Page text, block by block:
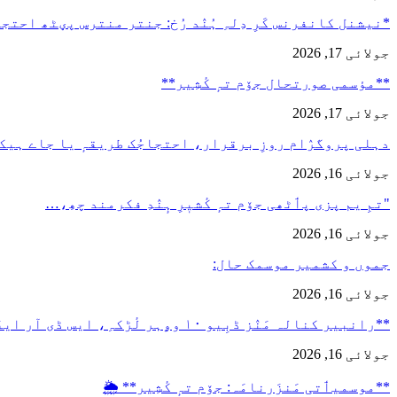
*نیشنل کانفرنس کَرِ دِلہِ ہُنٛد رُخ: جنتر منترس پؠٹھ
جولائی 17, 2026
**مؤسمی صورتحال جۆم تہٕ کٔشِیر**
جولائی 17, 2026
دہلی پروگرٛام روزِ برقرار، احتجاجُک طریقہٕ یا جاے
جولائی 16, 2026
"تمِ یم پزی پٲٹھی جۆم تہٕ کٔشیٖرِ ہٕنٛدِ فکرمند چھِ،…
جولائی 16, 2026
جموں و کشمیر موسمک حال:
جولائی 16, 2026
**رانبیر کنالہ مَنٛز ڈبِیو ۱۰ وۄہر لٔڑکہِ، ایس ڈی آر ایفَن…
جولائی 16, 2026
**موسمیٲتی مَنزَرنامَہ: جۆم تہٕ کٔشِیر** 🌦️